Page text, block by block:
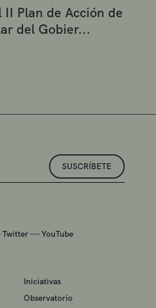
Plan de Acción de
del Gobier...
SUSCRÍBETE
Twitter—YouTube
Iniciativas
Observatorio